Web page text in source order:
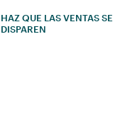
HAZ QUE LAS VENTAS SE
DISPAREN